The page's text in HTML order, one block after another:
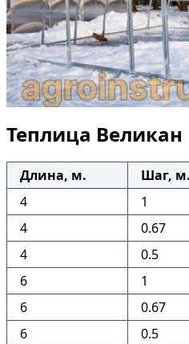
Теплица Великан
Длина, м. Шаг, м.
4
1
4
0.67
4
0.5
6
1
6
0.67
6
0.5